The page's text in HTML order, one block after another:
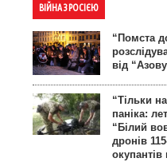
ВІЙНА З РОСІЄЮ
“Помста
від
“Тільки
паніка:
“Білий
дронів